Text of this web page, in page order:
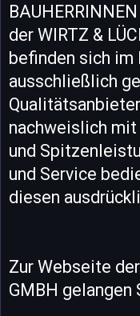
der WIRTZ &
befinden sich im
ausschließlich
nachweislich mit
und
und Service
diesen
Zur Webseite
GMBH gelangen